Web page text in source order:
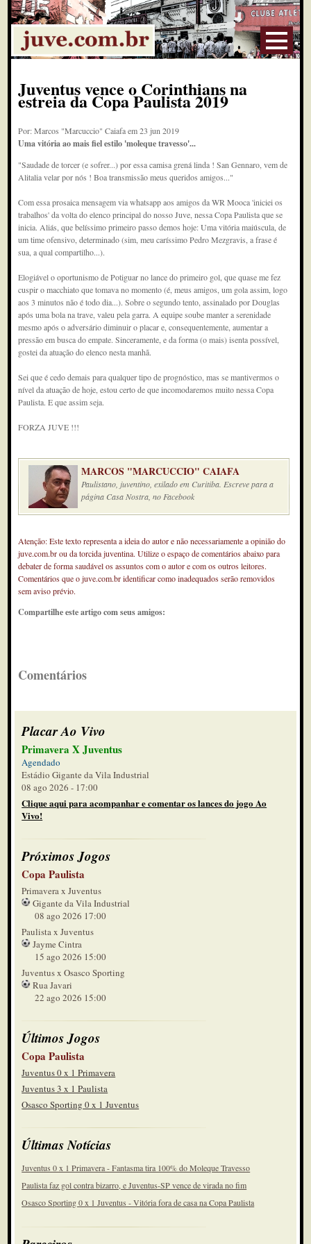
Juventus vence o Corinthians na
estreia da Copa Paulista 2019
Por: Marcos "Marcuccio" Caiafa em 23 jun 2019
Uma vitória ao mais fiel estilo 'moleque travesso'...
"Saudade de torcer (e sofrer...) por essa camisa grená linda ! San Gennaro, vem de
Alitalia velar por nós ! Boa transmissão meus queridos amigos..."
Com essa prosaica mensagem via whatsapp aos amigos da WR Mooca 'iniciei os
trabalhos' da volta do elenco principal do nosso Juve, nessa Copa Paulista que se
inicia. Aliás, que belíssimo primeiro passo demos hoje: Uma vitória maiúscula, de
um time ofensivo, determinado (sim, meu caríssimo Pedro Mezgravis, a frase é
sua, a qual compartilho...).
Elogiável o oportunismo de Potiguar no lance do primeiro gol, que quase me fez
cuspir o macchiato que tomava no momento (é, meus amigos, um gola assim, logo
aos 3 minutos não é todo dia...). Sobre o segundo tento, assinalado por Douglas
após uma bola na trave, valeu pela garra. A equipe soube manter a serenidade
mesmo após o adversário diminuir o placar e, consequentemente, aumentar a
pressão em busca do empate. Sinceramente, e da forma (o mais) isenta possível,
gostei da atuação do elenco nesta manhã.
Sei que é cedo demais para qualquer tipo de prognóstico, mas se mantivermos o
nível da atuação de hoje, estou certo de que incomodaremos muito nessa Copa
Paulista. E que assim seja.
FORZA JUVE !!!
MARCOS "MARCUCCIO" CAIAFA
Paulistano, juventino, exilado em Curitiba. Escreve para a
página Casa Nostra, no Facebook
Atenção: Este texto representa a ideia do autor e não necessariamente a opinião do
juve.com.br ou da torcida juventina. Utilize o espaço de comentários abaixo para
debater de forma saudável os assuntos com o autor e com os outros leitores.
Comentários que o juve.com.br identificar como inadequados serão removidos
sem aviso prévio.
Compartilhe este artigo com seus amigos:
Comentários
Placar Ao Vivo
Primavera X Juventus
Agendado
Estádio Gigante da Vila Industrial
08 ago 2026 - 17:00
Clique aqui para acompanhar e comentar os lances do jogo Ao
Vivo!
Próximos Jogos
Copa Paulista
Primavera x Juventus
Gigante da Vila Industrial
08 ago 2026 17:00
Paulista x Juventus
Jayme Cintra
15 ago 2026 15:00
Juventus x Osasco Sporting
Rua Javari
22 ago 2026 15:00
Últimos Jogos
Copa Paulista
Juventus 0 x 1 Primavera
Juventus 3 x 1 Paulista
Osasco Sporting 0 x 1 Juventus
Últimas Notícias
Juventus 0 x 1 Primavera - Fantasma tira 100% do Moleque Travesso
Paulista faz gol contra bizarro, e Juventus-SP vence de virada no fim
Osasco Sporting 0 x 1 Juventus - Vitória fora de casa na Copa Paulista